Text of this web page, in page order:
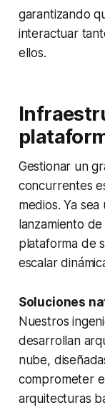
garantizando
interactuar
ellos.
Gestionar un
concurrentes
medios. Ya
lanzamiento
plataforma de
escalar
Soluciones
Nuestros
desarrollan
nube,
comprometer
arquitecturas